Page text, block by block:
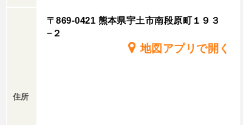
住所
〒869-0421 熊本県宇土市南段原町１９３
−２
地図アプリで開く